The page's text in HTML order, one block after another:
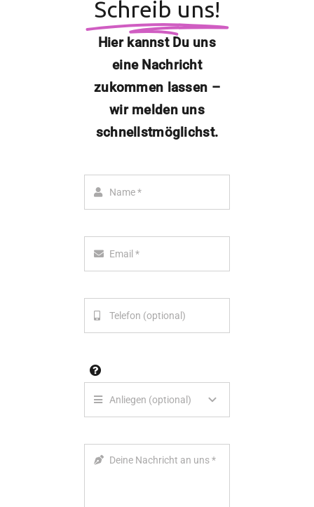
Schreib uns!
Hier kannst Du uns
eine Nachricht
zukommen lassen –
wir melden uns
schnellstmöglichst.